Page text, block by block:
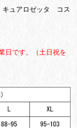
ュアロゼッタ コス
日です。（土日祝を